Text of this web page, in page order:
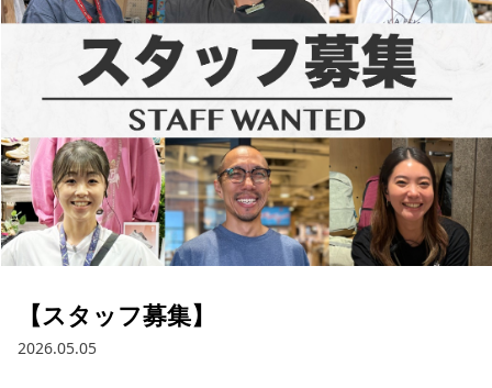
スノーTOP
スケートTOP
CONTENTS
ブランド一覧
特集一覧
SUPPORT
ご利用ガイド
会員ランク
【スタッフ募集】
2026.05.05